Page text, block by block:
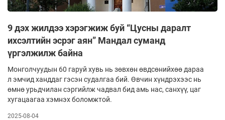
9 дэх жилдээ хэрэгжиж буй “Цусны даралт
ихсэлтийн эсрэг аян” Мандал суманд
үргэлжилж байна
Монголчуудын 60 гаруй хувь нь зөвхөн өвдсөнийхөө дараа
л эмчид ханддаг гэсэн судалгаа бий. Өвчин хүндрэхээс нь
өмнө урьдчилан сэргийлж чадвал бид амь нас, санхүү, цаг
хугацаагаа хэмнэх боломжтой.
2025-08-04